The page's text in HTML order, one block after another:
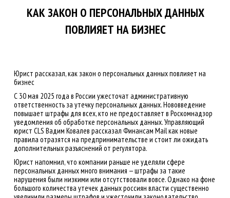
КАК ЗАКОН О ПЕРСОНАЛЬНЫХ ДАННЫХ
ПОВЛИЯЕТ НА БИЗНЕС
Юрист рассказал, как закон о персональных данных повлияет на
бизнес
С 30 мая 2025 года в России ужесточат административную
ответственность за утечку персональных данных. Нововведение
повышает штрафы для всех, кто не предоставляет в Роскомнадзор
уведомления об обработке персональных данных. Управляющий
юрист CLS Вадим Ковалев рассказал Финансам Mail как новые
правила отразятся на предпринимательстве и стоит ли ожидать
дополнительных разъяснений от регулятора.
Юрист напомнил, что компании раньше не уделяли сфере
персональных данных много внимания — штрафы за такие
нарушения были низкими или отсутствовали вовсе. Однако на фоне
большого количества утечек данных россиян власти существенно